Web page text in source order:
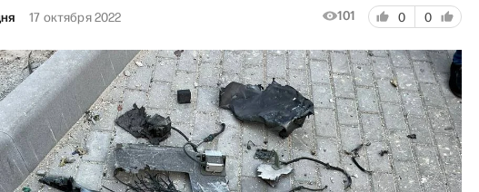
17 октября 2022 101 0 0
show с Александрой Филиппенко